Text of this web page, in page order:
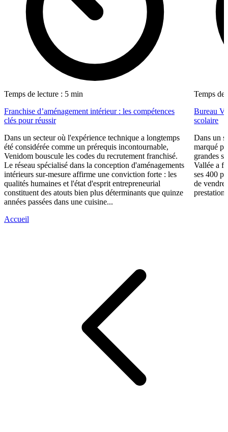
Temps de lecture : 5 min
Franchise d’aménagement intérieur : les compétences
clés pour réussir
Dans un secteur où l'expérience technique a longtemps
été considérée comme un prérequis incontournable,
Venidom bouscule les codes du recrutement franchisé.
Le réseau spécialisé dans la conception d'aménagements
intérieurs sur-mesure affirme une conviction forte : les
qualités humaines et l'état d'esprit entrepreneurial
constituent des atouts bien plus déterminants que quinze
années passées dans une cuisine...
Temps de
Bureau
scolaire
Dans un
marqué
grandes
Vallée a
ses 400
de vendre
Accueil